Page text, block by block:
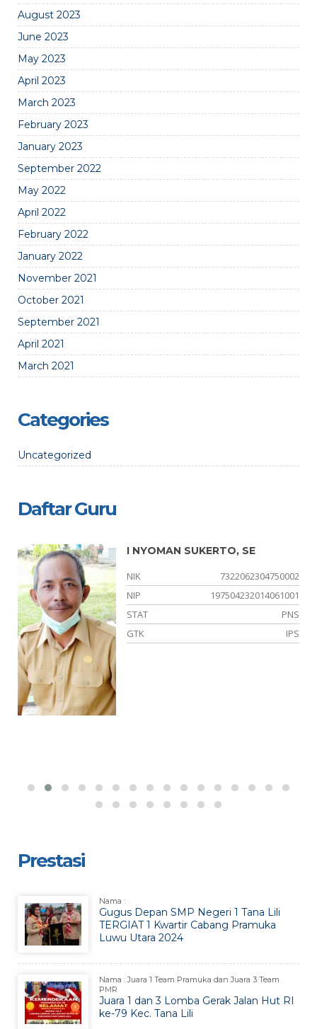
August 2023
June 2023
May 2023
April 2023
March 2023
February 2023
January 2023
September 2022
May 2022
April 2022
February 2022
January 2022
November 2021
October 2021
September 2021
April 2021
March 2021
Categories
Uncategorized
Daftar Guru
I NYOMAN SUKERTO, SE
NIK
7322062304750002
NIP
197504232014061001
STAT
PNS
GTK
IPS
Prestasi
Nama :
Gugus Depan SMP Negeri 1 Tana Lili
TERGIAT 1 Kwartir Cabang Pramuka
Luwu Utara 2024
Nama : Juara 1 Team Pramuka dan Juara 3 Team
PMR
Juara 1 dan 3 Lomba Gerak Jalan Hut RI
ke-79 Kec. Tana Lili